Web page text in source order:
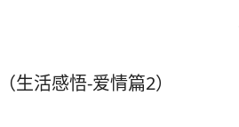
生活感悟-爱情篇2）